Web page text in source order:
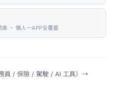
・ 懶人一APP全覆蓋
員 / 保險 / 駕駛 / AI 工具） →